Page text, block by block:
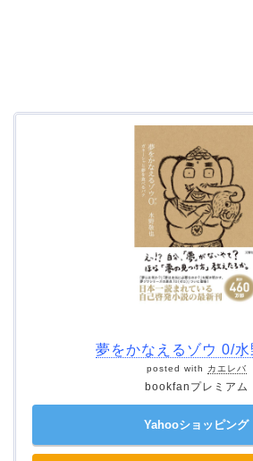
夢をかなえるゾウ 0/水
posted with カエレバ
bookfanプレミアム
Yahooショッピング